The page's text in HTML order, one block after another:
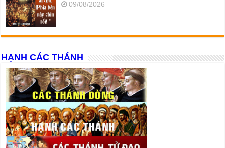
09/08/2026
HẠNH CÁC THÁNH